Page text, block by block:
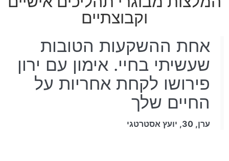
וקבוצתיים
אחת ההשקעות הטובות
שעשיתי בחיי. אימון עם ירון
פירושו לקחת אחריות על
החיים שלך
ערן, 30, יועץ אסטרטגי